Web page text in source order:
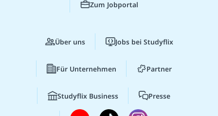
Zum Jobportal
Über uns Jobs bei Studyflix
Für Unternehmen Partner
Studyflix Business Presse